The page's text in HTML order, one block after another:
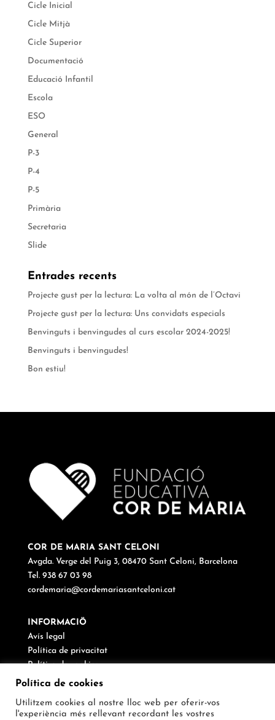
Cicle Inicial
Cicle Mitjà
Cicle Superior
Documentació
Educació Infantil
Escola
ESO
General
P-3
P-4
P-5
Primària
Secretaria
Slide
Entrades recents
Projecte gust per la lectura: La volta al món de l’Octavi
Projecte gust per la lectura: Uns convidats especials
Benvinguts i benvingudes al curs escolar 2024-2025!
Benvinguts i benvingudes!
Bon estiu!
COR DE MARIA SANT CELONI
Avgda. Verge del Puig 3, 08470 Sant Celoni, Barcelona
Tel. 938 67 03 98
cordemaria@cordemariasantceloni.cat
INFORMACIÖ
Avís legal
Política de privacitat
Política de cookies
Canal de denúncies
SEGUEIX-NOS
Política de cookies
Utilitzem cookies al nostre lloc web per oferir-vos
l'experiència més rellevant recordant les vostres